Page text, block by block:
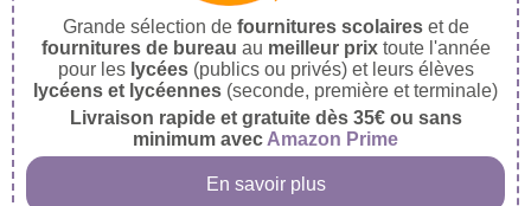
Grande sélection de fournitures scolaireset de
fournitures de bureau au meilleur prixtoute l'année
pour les lycées(publics ou privés) et leurs élèves
lycéens et lycéennes (seconde, première et terminale)
Livraison rapide et gratuite dès 35€ ou sans
minimum avec Amazon Prime
En savoir plus